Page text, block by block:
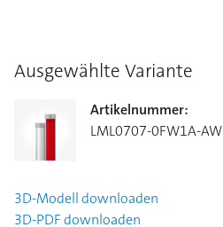
Ausgewählte Variante
Artikelnummer:
LML0707-0FW1A-AW
3D-Modelldownloaden
3D-PDFdownloaden